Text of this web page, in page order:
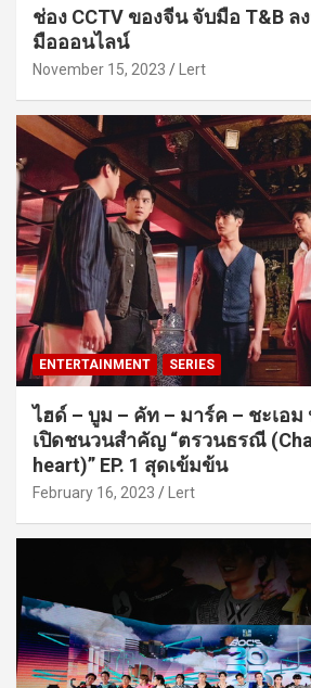
ช่อง CCTV ของจีน จับมือ T&B ล
มือออนไลน์
November 15, 2023 Lert
ENTERTAINMENT SERIES
ไฮด์ – บูม – คัท – มาร์ค – ชะเอ
เปิดชนวนสำคัญ “ตรวนธรณี
heart)” EP. 1 สุดเข้มข้น
February 16, 2023 Lert